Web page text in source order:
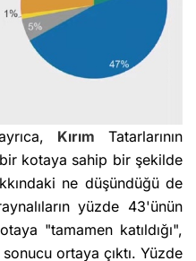
Kırım Tatarlarının
kotaya sahip bir şekilde
ne düşündüğü de
yüzde 43'ünün
"tamamen katıldığı",
ortaya çıktı. Yüzde